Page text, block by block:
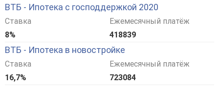
ВТБ - Ипотека с господдержкой 2020
Ставка
8%
Ежемесячный платёж
418839
ВТБ - Ипотека в новостройке
Ставка
16,7%
Ежемесячный платёж
723084